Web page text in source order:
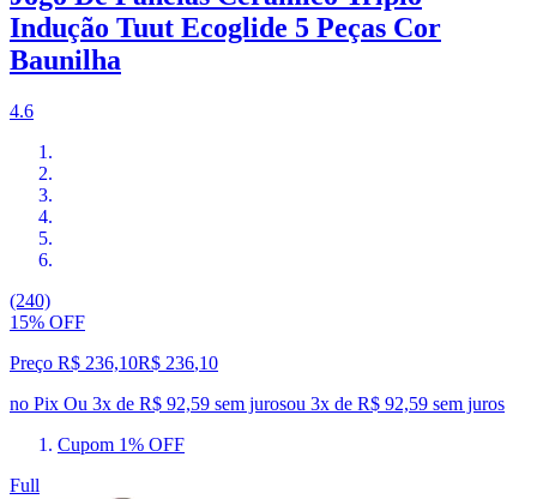
Indução Tuut Ecoglide 5 Peças Cor
Baunilha
4.6
(240)
15% OFF
Preço R$ 236,10R$ 236,10
no Pix Ou 3x de R$ 92,59 sem jurosou 3x de R$ 92,59 sem juros
Cupom 1% OFF
Full